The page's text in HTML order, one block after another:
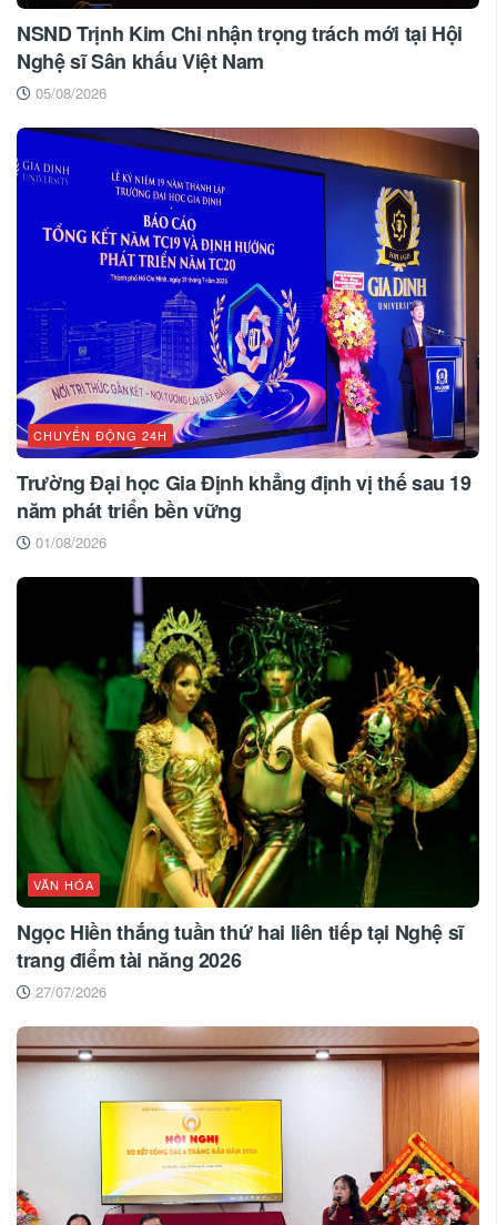
NSND Trịnh Kim Chi nhận trọng trách mới tại Hội
Nghệ sĩ Sân khấu Việt Nam
05/08/2026
CHUYỂN ĐỘNG 24H
Trường Đại học Gia Định khẳng định vị thế sau 19
năm phát triển bền vững
01/08/2026
VĂN HÓA
Ngọc Hiền thắng tuần thứ hai liên tiếp tại Nghệ sĩ
trang điểm tài năng 2026
27/07/2026